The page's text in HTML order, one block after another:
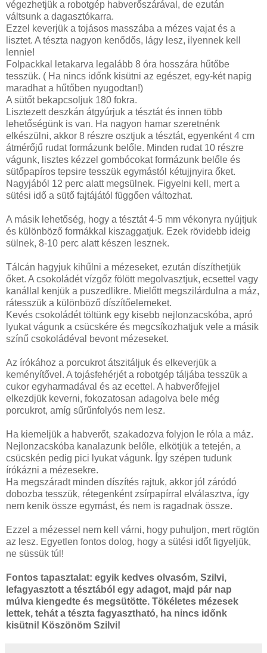
végezhetjük a robotgép habverőszárával, de ezután
váltsunk a dagasztókarra.
Ezzel keverjük a tojásos masszába a mézes vajat és a
lisztet. A tészta nagyon kenődős, lágy lesz, ilyennek kell
lennie!
Folpackkal letakarva legalább 8 óra hosszára hűtőbe
tesszük. ( Ha nincs időnk kisütni az egészet, egy-két napig
maradhat a hűtőben nyugodtan!)
A sütőt bekapcsoljuk 180 fokra.
Lisztezett deszkán átgyúrjuk a tésztát és innen több
lehetőségünk is van. Ha nagyon hamar szeretnénk
elkészülni, akkor 8 részre osztjuk a tésztát, egyenként 4 cm
átmérőjű rudat formázunk belőle. Minden rudat 10 részre
vágunk, lisztes kézzel gombócokat formázunk belőle és
sütőpapíros tepsire tesszük egymástól kétujjnyira őket.
Nagyjából 12 perc alatt megsülnek. Figyelni kell, mert a
sütési idő a sütő fajtájától függően változhat.
A másik lehetőség, hogy a tésztát 4-5 mm vékonyra nyújtjuk
és különböző formákkal kiszaggatjuk. Ezek rövidebb ideig
sülnek, 8-10 perc alatt készen lesznek.
Tálcán hagyjuk kihűlni a mézeseket, ezután díszíthetjük
őket. A csokoládét vízgőz fölött megolvasztjuk, ecsettel vagy
kanállal kenjük a puszedlikre. Mielőtt megszilárdulna a máz,
rátesszük a különböző díszítőelemeket.
Kevés csokoládét töltünk egy kisebb nejlonzacskóba, apró
lyukat vágunk a csücskére és megcsíkozhatjuk vele a másik
színű csokoládéval bevont mézeseket.
Az írókához a porcukrot átszitáljuk és elkeverjük a
keményítővel. A tojásfehérjét a robotgép táljába tesszük a
cukor egyharmadával és az ecettel. A habverőfejjel
elkezdjük keverni, fokozatosan adagolva bele még
porcukrot, amíg sűrűnfolyós nem lesz.
Ha kiemeljük a habverőt, szakadozva folyjon le róla a máz.
Nejlonzacskóba kanalazunk belőle, elkötjük a tetején, a
csücskén pedig pici lyukat vágunk. Így szépen tudunk
írókázni a mézesekre.
Ha megszáradt minden díszítés rajtuk, akkor jól záródó
dobozba tesszük, rétegenként zsírpapírral elválasztva, így
nem kenik össze egymást, és nem is ragadnak össze.
Ezzel a mézessel nem kell várni, hogy puhuljon, mert rögtön
az lesz. Egyetlen fontos dolog, hogy a sütési időt figyeljük,
ne süssük túl!
Fontos tapasztalat: egyik kedves olvasóm, Szilvi,
lefagyasztott a tésztából egy adagot, majd pár nap
múlva kiengedte és megsütötte. Tökéletes mézesek
lettek, tehát a tészta fagyasztható, ha nincs időnk
kisütni! Köszönöm Szilvi!